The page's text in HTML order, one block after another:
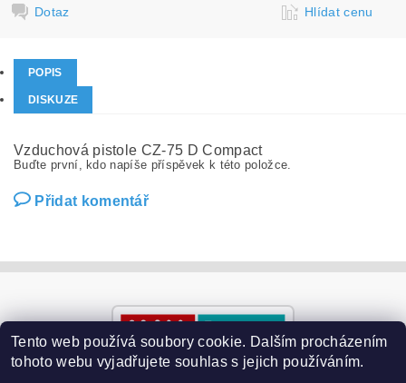
Dotaz Hlídat cenu
POPIS
DISKUZE
Vzduchová pistole CZ-75 D Compact
Buďte první, kdo napíše příspěvek k této položce.
Přidat komentář
Tento web používá soubory cookie. Dalším procházením
tohoto webu vyjadřujete souhlas s jejich používáním.